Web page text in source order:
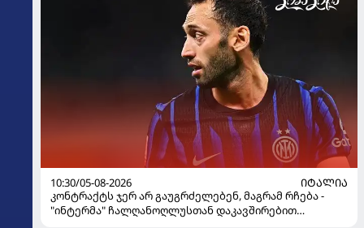
10:30/05-08-2026
ᲘᲢᲐᲚᲘᲐ
კონტრაქტს ჯერ არ გაუგრძელებენ, მაგრამ რჩება -
"ინტერმა" ჩალღანოღლუსთან დაკავშირებით